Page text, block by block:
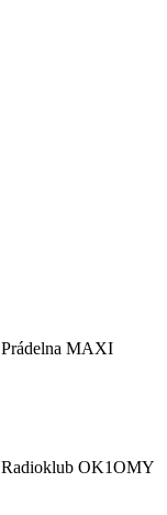
Prádelna MAXI
Radioklub OK1OMY